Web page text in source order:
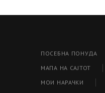
ПОСЕБНА ПОНУДА
МАПА НА САЈТОТ
МОИ НАРАЧКИ